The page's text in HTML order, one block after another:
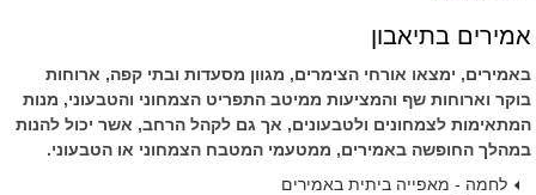
אמירים בתיאבון
באמירים, ימצאו אורחי הצימרים, מגוון מסעדות ובתי קפה, ארוחות
בוקר וארוחות שף והמציעות ממיטב התפריט הצמחוני והטבעוני, מנות
המתאימות לצמחונים ולטבעונים, אך גם לקהל הרחב, אשר יכול להנות
במהלך החופשה באמירים, ממטעמי המטבח הצמחוני או הטבעוני.
לחמה - מאפייה ביתית באמירים